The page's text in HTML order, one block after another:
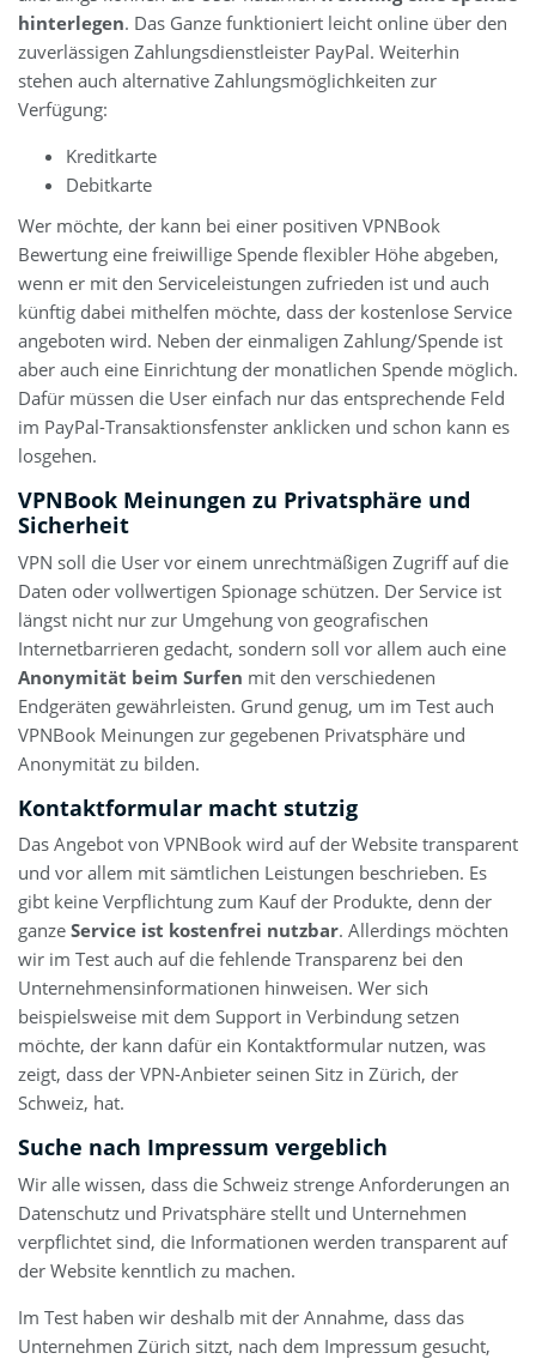
hinterlegen. Das Ganze funktioniert leicht online über den
zuverlässigen Zahlungsdienstleister PayPal. Weiterhin
stehen auch alternative Zahlungsmöglichkeiten zur
Verfügung:
Kreditkarte
Debitkarte
Wer möchte, der kann bei einer positiven VPNBook
Bewertung eine freiwillige Spende flexibler Höhe abgeben,
wenn er mit den Serviceleistungen zufrieden ist und auch
künftig dabei mithelfen möchte, dass der kostenlose Service
angeboten wird. Neben der einmaligen Zahlung/Spende ist
aber auch eine Einrichtung der monatlichen Spende möglich.
Dafür müssen die User einfach nur das entsprechende Feld
im PayPal-Transaktionsfenster anklicken und schon kann es
losgehen.
VPNBook Meinungen zu Privatsphäre und
Sicherheit
VPN soll die User vor einem unrechtmäßigen Zugriff auf die
Daten oder vollwertigen Spionage schützen. Der Service ist
längst nicht nur zur Umgehung von geografischen
Internetbarrieren gedacht, sondern soll vor allem auch eine
Anonymität beim Surfen mit den verschiedenen
Endgeräten gewährleisten. Grund genug, um im Test auch
VPNBook Meinungen zur gegebenen Privatsphäre und
Anonymität zu bilden.
Kontaktformular macht stutzig
Das Angebot von VPNBook wird auf der Website transparent
und vor allem mit sämtlichen Leistungen beschrieben. Es
gibt keine Verpflichtung zum Kauf der Produkte, denn der
ganze Service ist kostenfrei nutzbar. Allerdings möchten
wir im Test auch auf die fehlende Transparenz bei den
Unternehmensinformationen hinweisen. Wer sich
beispielsweise mit dem Support in Verbindung setzen
möchte, der kann dafür ein Kontaktformular nutzen, was
zeigt, dass der VPN-Anbieter seinen Sitz in Zürich, der
Schweiz, hat.
Suche nach Impressum vergeblich
Wir alle wissen, dass die Schweiz strenge Anforderungen an
Datenschutz und Privatsphäre stellt und Unternehmen
verpflichtet sind, die Informationen werden transparent auf
der Website kenntlich zu machen.
Im Test haben wir deshalb mit der Annahme, dass das
Unternehmen Zürich sitzt, nach dem Impressum gesucht,